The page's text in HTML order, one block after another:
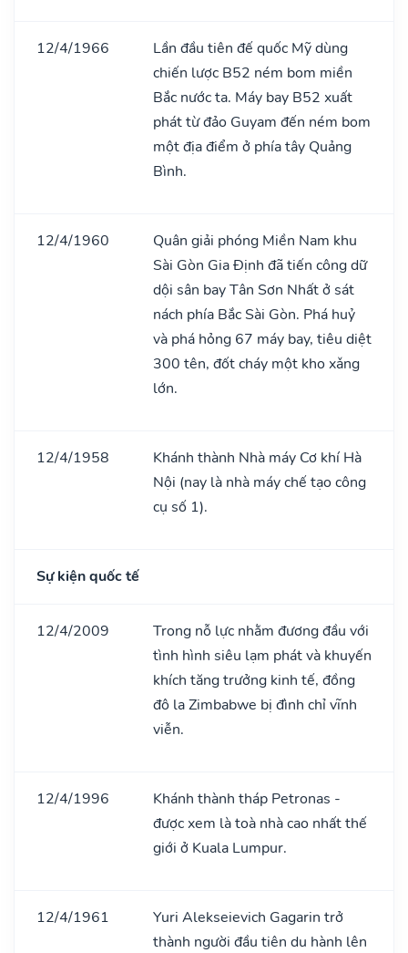
12/4/1966
Lần đầu tiên đế quốc Mỹ dùng
chiến lược B52 ném bom miền
Bắc nước ta. Máy bay B52 xuất
phát từ đảo Guyam đến ném bom
một địa điểm ở phía tây Quảng
Bình.
12/4/1960
Quân giải phóng Miền Nam khu
Sài Gòn Gia Định đã tiến công dữ
dội sân bay Tân Sơn Nhất ở sát
nách phía Bắc Sài Gòn. Phá huỷ
và phá hỏng 67 máy bay, tiêu diệt
300 tên, đốt cháy một kho xǎng
lớn.
12/4/1958
Khánh thành Nhà máy Cơ khí Hà
Nội (nay là nhà máy chế tạo công
cụ số 1).
Sự kiện quốc tế
12/4/2009
Trong nỗ lực nhằm đương đầu với
tình hình siêu lạm phát và khuyến
khích tăng trưởng kinh tế, đồng
đô la Zimbabwe bị đình chỉ vĩnh
viễn.
12/4/1996
Khánh thành tháp Petronas -
được xem là toà nhà cao nhất thế
giới ở Kuala Lumpur.
12/4/1961
Yuri Alekseievich Gagarin trở
thành người đầu tiên du hành lên